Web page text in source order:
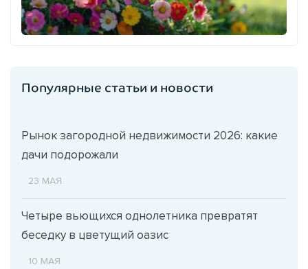
Популярные статьи и новости
Рынок загородной недвижимости 2026: какие
дачи подорожали
23 МАЯ
Четыре вьющихся однолетника превратят
беседку в цветущий оазис
10 МАЯ